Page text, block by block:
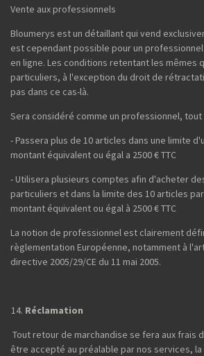
Vente aux professionnels
Bloumerys est un détaillant qui vend
est cependant possible pour un
en ligne. Les conditions retentant les mêmes
particuliers, à l'exception du droit de
pas dans ce cas-là.
Sera considéré comme un professionnel, tout
- Passera plus de 10 articles dans une limite
montant équivalent ou égal a 2500 € TTC
- Utilisera plusieurs comptes afin d'acheter
particuliers et dans la limite des 10 articles
montant équivalent ou égal à 2500 € TTC
La notion de professionnel est clairement
règlementation Européenne, notamment à
directive 2005/29/CE du 11 mai 2005.
Réclamation
Tout retour de marchandise se fera aux frais
être accepté au préalable par nos services,